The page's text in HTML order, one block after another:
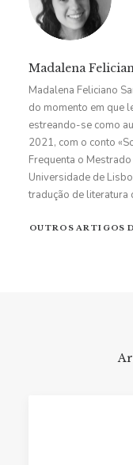
Madalena
Madalena Feliciano
do momento em que
estreando-se como
2021, com o conto
Frequenta o
Universidade de
tradução de literatura
OUTROS ARTIGOS